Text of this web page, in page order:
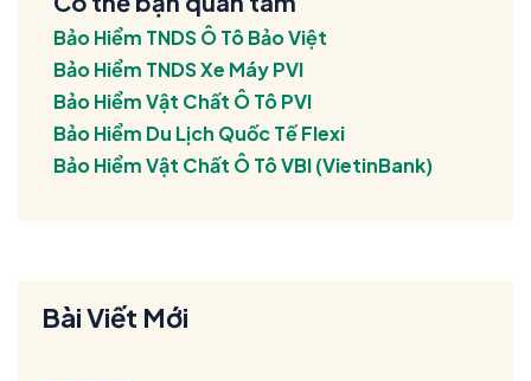
Bảo Hiểm TNDS Ô Tô Bảo Việt
Bảo Hiểm TNDS Xe Máy PVI
Bảo Hiểm Vật Chất Ô Tô PVI
Bảo Hiểm Du Lịch Quốc Tế Flexi
Bảo Hiểm Vật Chất Ô Tô VBI (VietinBank)
Bài Viết Mới